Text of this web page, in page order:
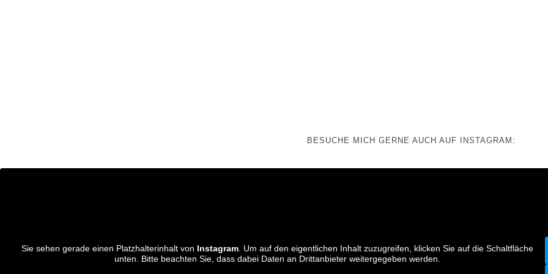
BESUCHE MICH GERNE AUCH AUF INSTAGRAM:
Sie sehen gerade einen Platzhalterinhalt von Instagram. Um auf den eigentlichen Inhalt zuzugreifen, klicken Sie auf die Schaltfläche
unten. Bitte beachten Sie, dass dabei Daten an Drittanbieter weitergegeben werden.